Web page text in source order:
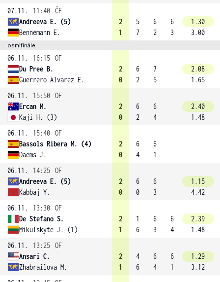
07.11.
11:40 ČF
Andreeva E. (5)
Bennemann E.
2
1
5
7
6
2
6
3
1.30
3.00
osmifinále
06.11. 16:15 OF
Du Pree B.
Guerrero Alvarez E.
2
0
6
2
7
5
2.08
1.65
06.11.
15:50 OF
Ercan M.
Kaji H. (3)
2
0
6
2
6
4
2.40
1.48
06.11.
15:40 OF
Bassols Ribera M. (4)
Daems J.
2
0
6
4
6
1
06.11.
14:25 OF
Andreeva E. (5)
Kabbaj Y.
2
0
6
0
6
3
1.15
4.42
06.11.
13:30 OF
De Stefano S.
Mikulskyte J. (1)
2
1
1
6
6
3
6
4
2.39
1.48
06.11.
13:25 OF
Ansari C.
Zhabrailova M.
2
1
4
6
6
4
6
1
1.29
3.12